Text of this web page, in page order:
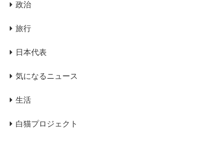
政治
旅行
日本代表
気になるニュース
生活
白猫プロジェクト